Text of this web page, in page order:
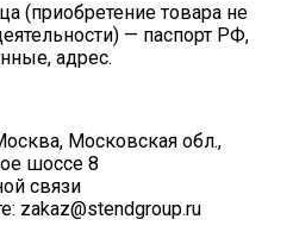
(приобретение товара не
— паспорт РФ,
адрес.
Московская обл.,
шоссе 8
связи
zakaz@stendgroup.ru